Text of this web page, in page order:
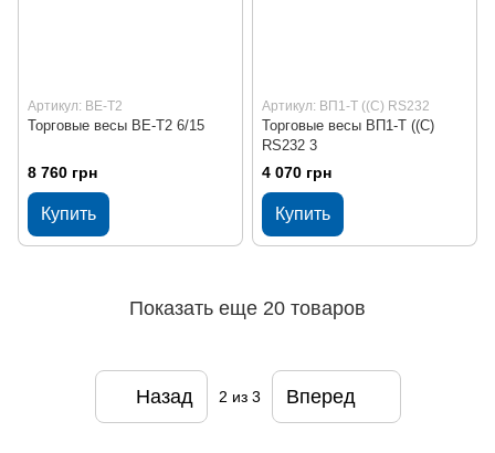
Артикул: ВЕ-Т2
Торговые весы ВЕ-Т2 6/15
8 760 грн
Купить
Артикул: ВП1-Т ((С) RS232
Торговые весы ВП1-Т ((С)
RS232 3
4 070 грн
Купить
Показать еще 20 товаров
Назад 2 из 3 Вперед